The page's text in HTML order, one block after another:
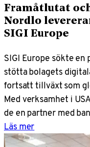
Framåtlutat
Nordlo
SIGI Europe
SIGI Europe sökte
stötta bolagets
fortsatt tillväxt som
Med verksamhet i
de en partner med
Läs mer